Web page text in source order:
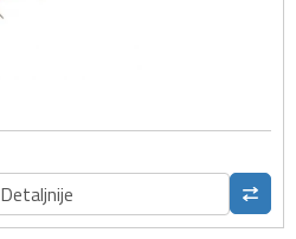
Detaljnije